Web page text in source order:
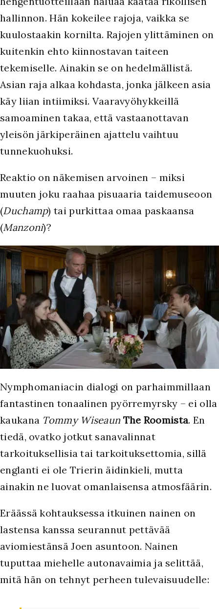
hallinnon. Hän kokeilee rajoja, vaikka se
kuulostaakin kornilta. Rajojen ylittäminen on
kuitenkin ehto kiinnostavan taiteen
tekemiselle. Ainakin se on hedelmällistä.
Asian raja alkaa kohdasta, jonka jälkeen asia
käy liian intiimiksi. Vaaravyöhykkeillä
samoaminen takaa, että vastaanottavan
yleisön järkiperäinen ajattelu vaihtuu
tunnekuohuksi.
Reaktio on näkemisen arvoinen – miksi
muuten joku raahaa pisuaaria taidemuseoon
(Duchamp) tai purkittaa omaa paskaansa
(Manzoni)?
Nymphomaniacin dialogi on parhaimmillaan
fantastinen tonaalinen pyörremyrsky – ei olla
kaukana Tommy Wiseaun The Roomista. En
tiedä, ovatko jotkut sanavalinnat
tarkoituksellisia tai tarkoituksettomia, sillä
englanti ei ole Trierin äidinkieli, mutta
ainakin ne luovat omanlaisensa atmosfäärin.
Eräässä kohtauksessa itkuinen nainen on
lastensa kanssa seurannut pettävää
aviomiestänsä Joen asuntoon. Nainen
tuputtaa miehelle autonavaimia ja selittää,
mitä hän on tehnyt perheen tulevaisuudelle: